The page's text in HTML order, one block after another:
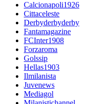
Calcionapoli1926
Cittaceleste
Derbyderbyderby
Fantamagazine
FCInter1908
Forzaroma
Golssip
Hellas1903
Ilmilanista
Juvenews
Mediagol